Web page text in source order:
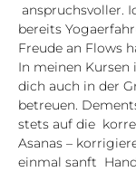
anspruchsvoller.
bereits
Freude an Flows
In meinen
dich auch in der
betreuen.
stets auf die
Asanas –
einmal sanft